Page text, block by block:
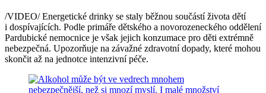
/VIDEO/ Energetické drinky se staly běžnou součástí života dětí
i dospívajících. Podle primáře dětského a novorozeneckého oddělení
Pardubické nemocnice je však jejich konzumace pro děti extrémně
nebezpečná. Upozorňuje na závažné zdravotní dopady, které mohou
skončit až na jednotce intenzivní péče.